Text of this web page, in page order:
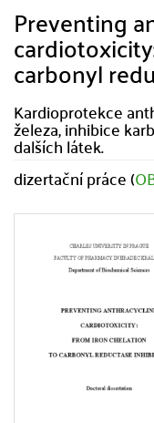
Preventing
carbonyl
Kardioprotekce
železa, inhibice
dalších látek.
dizertační práce (